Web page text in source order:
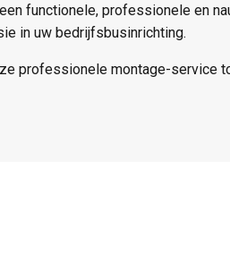
functionele, professionele en
in uw bedrijfsbusinrichting.
professionele montage-service